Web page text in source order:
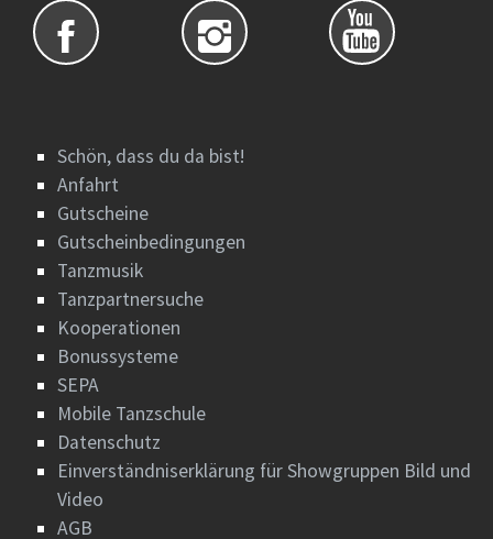
Schön, dass du da bist!
Anfahrt
Gutscheine
Gutscheinbedingungen
Tanzmusik
Tanzpartnersuche
Kooperationen
Bonussysteme
SEPA
Mobile Tanzschule
Datenschutz
Einverständniserklärung für Showgruppen Bild und
Video
AGB